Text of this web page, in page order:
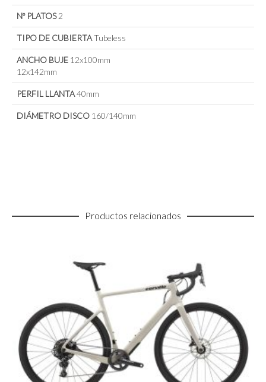
Nº PLATOS2
TIPO DE CUBIERTATubeless
ANCHO BUJE 12x100mm
12x142mm
PERFIL LLANTA40mm
DIÁMETRO DISCO 160/140mm
Productos relacionados